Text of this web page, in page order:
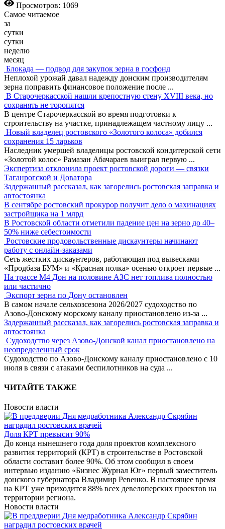
Просмотров: 1069
Самое читаемое
за
сутки
сутки
неделю
месяц
Блокада — подвод для закупок зерна в госфонд
Неплохой урожай давал надежду донским производителям
зерна поправить финансовое положение после ...
В Старочеркасской нашли крепостную стену XVIII века, но
сохранять не торопятся
В центре Старочеркасской во время подготовки к
строительству на участке, принадлежащем частному лицу ...
Новый владелец ростовского «Золотого колоса» добился
сохранения 15 ларьков
Наследник умершей владелицы ростовской кондитерской сети
«Золотой колос» Рамазан Абачараев выиграл первую ...
Экспертиза отклонила проект ростовской дороги — связки
Таганрогской и Доватора
Задержанный рассказал, как загорелись ростовская заправка и
автостоянка
В сентябре ростовский прокурор получит дело о махинациях
застройщика на 1 млрд
В Ростовской области отметили падение цен на зерно до 40–
50% ниже себестоимости
Ростовские продовольственные дискаунтеры начинают
работу с онлайн-заказами
Сеть жестких дискаунтеров, работающая под вывесками
«Продбаза БУМ» и «Красная полка» осенью откроет первые ...
На трассе М4 Дон на половине АЗС нет топлива полностью
или частично
Экспорт зерна по Дону остановлен
В самом начале сельхозсезона 2026/2027 судоходство по
Азово-Донскому морскому каналу приостановлено из-за ...
Задержанный рассказал, как загорелись ростовская заправка и
автостоянка
Судоходство через Азово-Донской канал приостановлено на
неопределенный срок
Судоходство по Азово-Донскому каналу приостановлено с 10
июля в связи с атаками беспилотников на суда ...
ЧИТАЙТЕ ТАКЖЕ
Новости власти
Доля КРТ превысит 90%
До конца нынешнего года доля проектов комплексного
развития территорий (КРТ) в строительстве в Ростовской
области составит более 90%. Об этом сообщил в своем
интервью изданию «Бизнес Журнал Юг» первый заместитель
донского губернатора Владимир Ревенко. В настоящее время
на КРТ уже приходится 88% всех девелоперских проектов на
территории региона.
Новости власти